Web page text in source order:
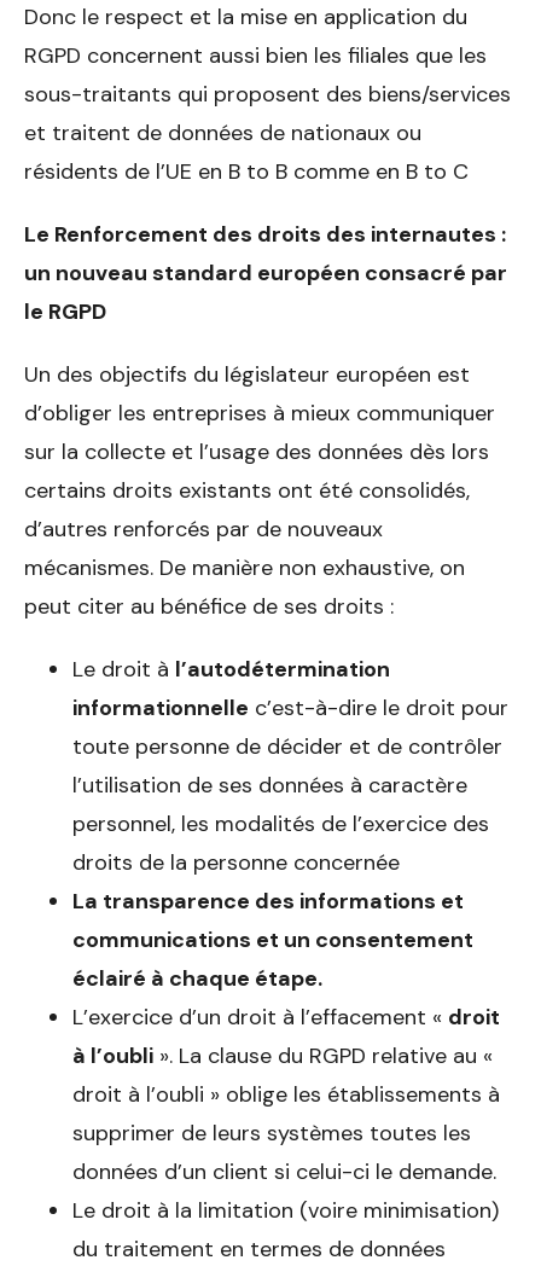
Donc le respect et la mise en application du
RGPD concernent aussi bien les filiales que les
sous-traitants qui proposent des biens/services
et traitent de données de nationaux ou
résidents de l’UE en B to B comme en B to C
Le Renforcement des droits des internautes :
un nouveau standard européen consacré par
le RGPD
Un des objectifs du législateur européen est
d’obliger les entreprises à mieux communiquer
sur la collecte et l’usage des données dès lors
certains droits existants ont été consolidés,
d’autres renforcés par de nouveaux
mécanismes. De manière non exhaustive, on
peut citer au bénéfice de ses droits :
Le droit à l’autodétermination
informationnelle c’est-à-dire le droit pour
toute personne de décider et de contrôler
l’utilisation de ses données à caractère
personnel, les modalités de l’exercice des
droits de la personne concernée
La transparence des informations et
communications et un consentement
éclairé à chaque étape.
L’exercice d’un droit à l’effacement « droit
à l’oubli ». La clause du RGPD relative au «
droit à l’oubli » oblige les établissements à
supprimer de leurs systèmes toutes les
données d’un client si celui-ci le demande.
Le droit à la limitation (voire minimisation)
du traitement en termes de données